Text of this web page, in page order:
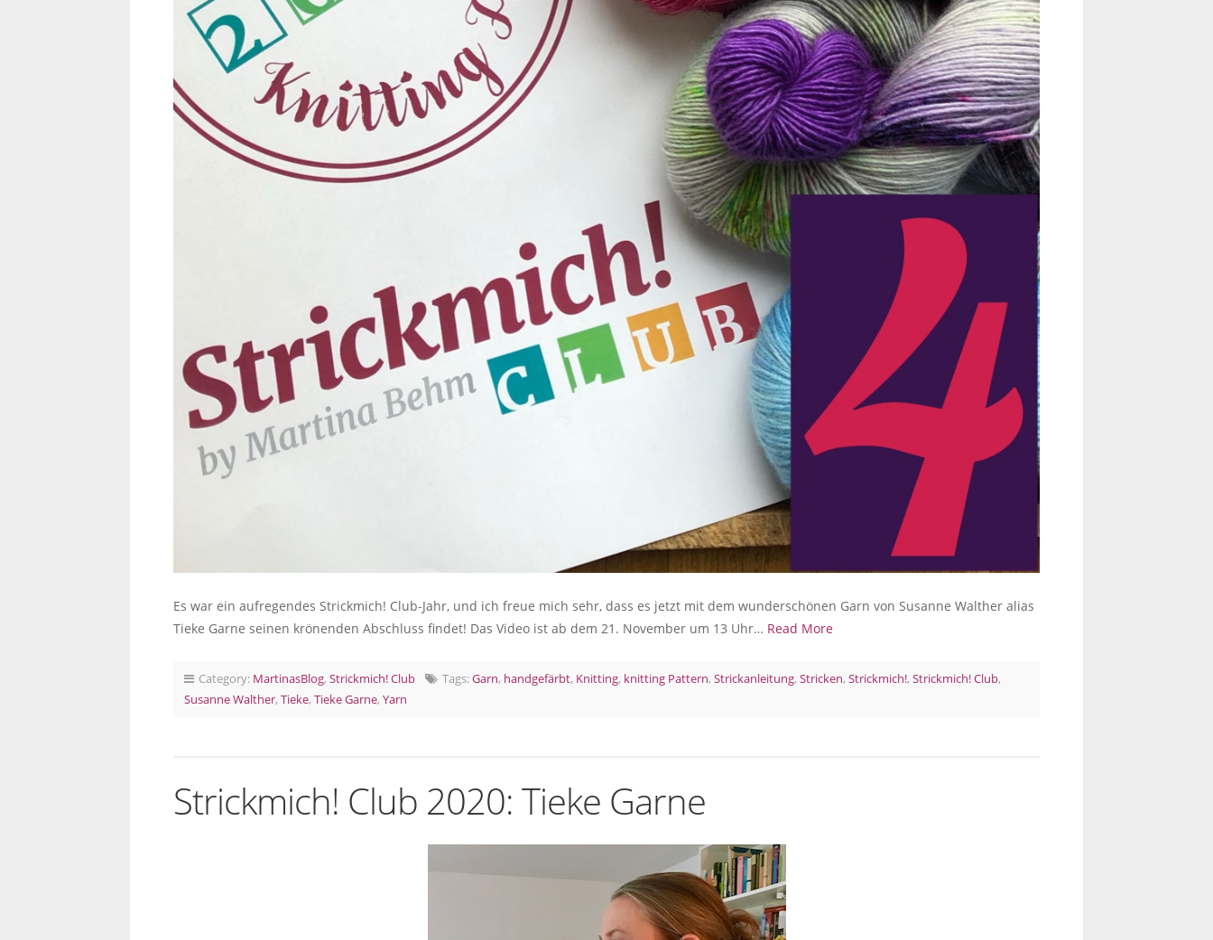
Es war ein aufregendes Strickmich! Club-Jahr, und ich freue mich sehr, dass es jetzt mit dem wunderschönen Garn von Susanne Walther alias
Tieke Garne seinen krönenden Abschluss findet! Das Video ist ab dem 21. November um 13 Uhr… Read More
Category: MartinasBlog, Strickmich! Club Tags:Garn, handgefärbt, Knitting, knitting Pattern, Strickanleitung, Stricken, Strickmich!, Strickmich! Club,
Susanne Walther, Tieke, Tieke Garne, Yarn
Strickmich! Club 2020: Tieke Garne